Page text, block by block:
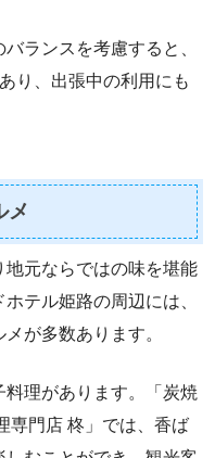
ランスを考慮すると、
り、出張中の利用にも
メ
元ならではの味を堪能
テル姫路の周辺には、
が多数あります。
理があります。「炭焼
専門店 柊」では、香ば